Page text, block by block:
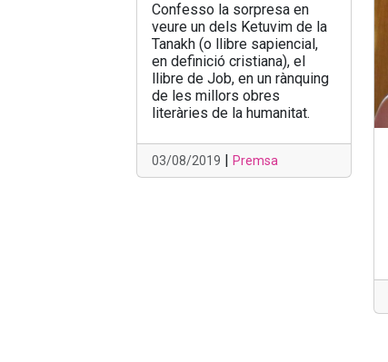
Confesso la sorpresa en
veure un dels Ketuvim de la
Tanakh (o llibre sapiencial,
en definició cristiana), el
llibre de Job, en un rànquing
de les millors obres
literàries de la humanitat.
03/08/2019 Premsa